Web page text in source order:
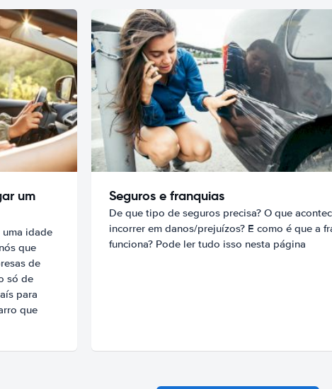
um
idade
que
de
só de
para
que
Seguros e franquias
De que tipo de seguros precisa? O que
incorrer em danos/prejuízos? E como é que a
funciona? Pode ler tudo isso nesta página